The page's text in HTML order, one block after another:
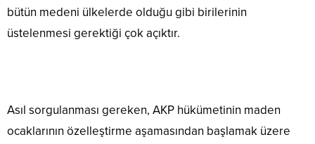
bütün medeni ülkelerde olduğu gibi birilerinin
üstelenmesi gerektiği çok açıktır.
Asıl sorgulanması gereken, AKP hükümetinin maden
ocaklarının özelleştirme aşamasından başlamak üzere